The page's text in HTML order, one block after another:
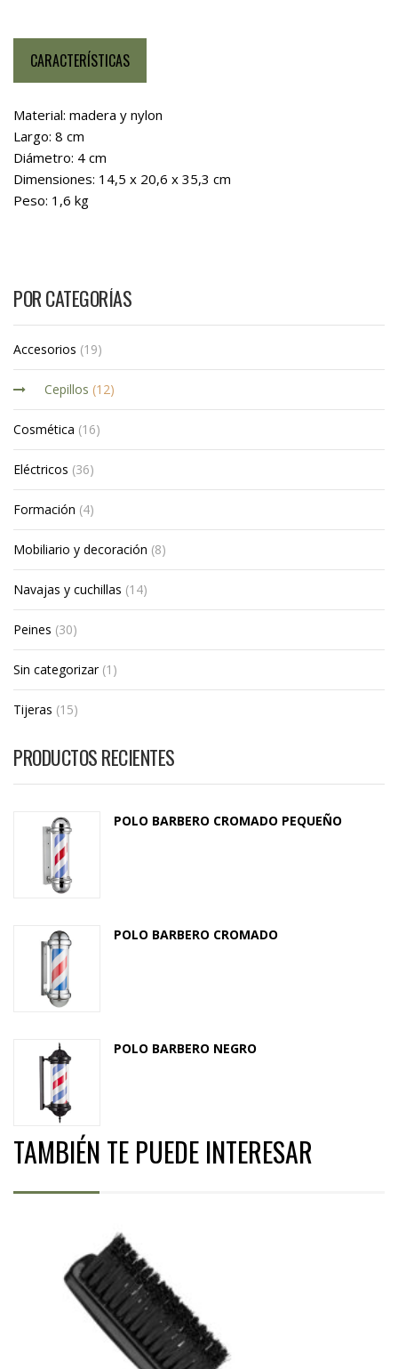
CARACTERÍSTICAS
Material: madera y nylon
Largo: 8 cm
Diámetro: 4 cm
Dimensiones: 14,5 x 20,6 x 35,3 cm
Peso: 1,6 kg
POR CATEGORÍAS
Accesorios (19)
Cepillos (12)
Cosmética (16)
Eléctricos (36)
Formación (4)
Mobiliario y decoración (8)
Navajas y cuchillas (14)
Peines (30)
Sin categorizar (1)
Tijeras (15)
PRODUCTOS RECIENTES
POLO BARBERO CROMADO PEQUEÑO
POLO BARBERO CROMADO
POLO BARBERO NEGRO
TAMBIÉN TE PUEDE INTERESAR